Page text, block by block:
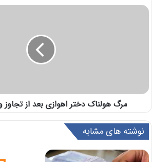
مرگ هولناک دختر اهوازی بعد از
نوشته های مشابه